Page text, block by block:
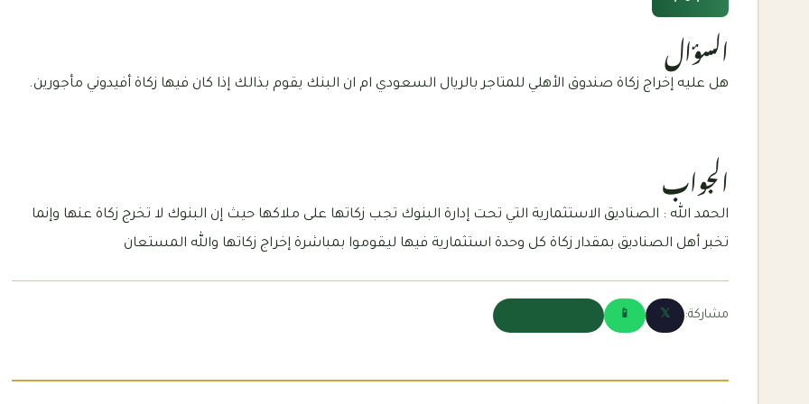
السؤال
هل عليه إخراج زكاة صندوق الأهلي للمتاجر بالريال السعودي ام ان البنك يقوم بذالك إذا كان فيها زكاة أفيدوني مأجورين.
الجواب
الحمد الله : الصناديق الاستثمارية التي تحت إدارة البنوك تجب زكاتها على ملاكها حيث إن البنوك لا تخرج زكاة عنها وإنما
تخبر أهل الصناديق بمقدار زكاة كل وحدة استثمارية فيها ليقوموا بمباشرة إخراج زكاتها والله المستعان
مشاركة: 𝕏
📱